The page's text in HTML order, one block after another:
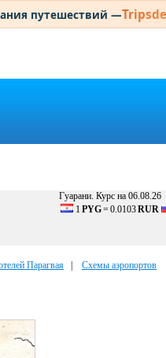
путешествий —
Гуарани. Курс на 06.08.26
1 PYG=0.0103RUR
Парагвая
Схемы аэропортов